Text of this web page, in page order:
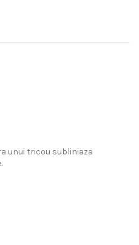
unui tricou subliniaza